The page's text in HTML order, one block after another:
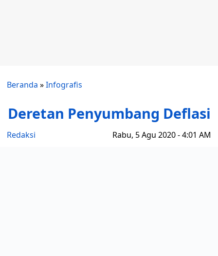
Beranda »Infografis
Deretan Penyumbang Deflasi
Redaksi Rabu, 5 Agu 2020 - 4:01 AM